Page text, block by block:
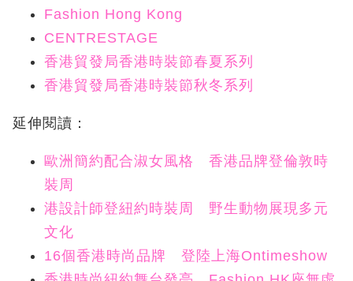
Fashion Hong Kong
CENTRESTAGE
香港貿發局香港時裝節春夏系列
香港貿發局香港時裝節秋冬系列
延伸閱讀：
歐洲簡約配合淑女風格 香港品牌登倫敦時
裝周
港設計師登紐約時裝周 野生動物展現多元
文化
16個香港時尚品牌 登陸上海Ontimeshow